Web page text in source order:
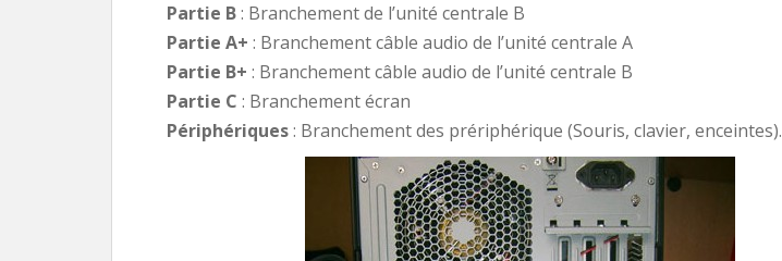
Partie B: Branchement de l’unité centrale B
Partie A+ : Branchement câble audio de l’unité centrale A
Partie B+ : Branchement câble audio de l’unité centrale B
Partie C : Branchement écran
Périphériques: Branchement des prériphérique (Souris, clavier, enceintes).